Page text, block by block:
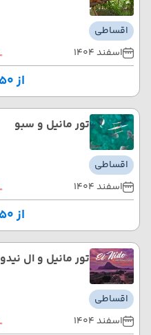
اقساطی
اسفند 1404
از ۵۵۰ دلار
تور مانیل و سبو
اقساطی
اسفند 1404
از ۵۵۰ دلار
تور مانیل و ال نیدو
اقساطی
اسفند 1404